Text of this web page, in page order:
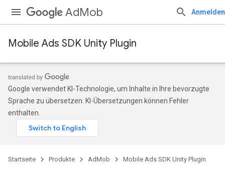
AdMob Anmelden
Mobile Ads SDK Unity Plugin
Google verwendet KI-Technologie, um Inhalte in Ihre bevorzugte
Sprache zu übersetzen. KI-Übersetzungen können Fehler
enthalten.
Startseite Produkte AdMob Mobile Ads SDK Unity Plugin